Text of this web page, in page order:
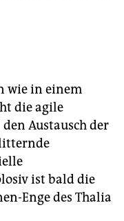
wie in einem
die agile
Austausch der
ist bald die
Enge des Thalia